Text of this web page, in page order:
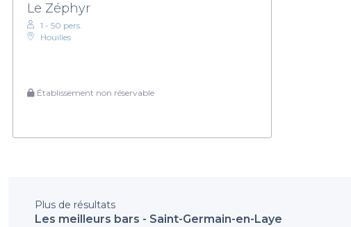
Le Zéphyr
1 - 50 pers.
Houilles
Établissement non réservable
Plus de résultats
Les meilleurs bars - Saint-Germain-en-Laye